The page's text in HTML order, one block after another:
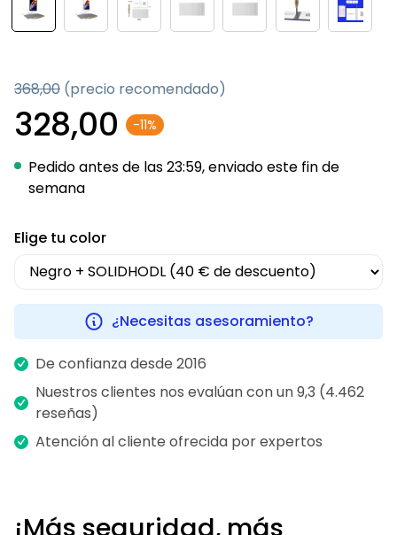
368,00 (precio recomendado)
328,00 -11%
Pedido antes de las 23:59, enviado este fin de
semana
Elige tu color
¿Necesitas asesoramiento?
De confianza desde 2016
Nuestros clientes nos evalúan con un 9,3 (4.462
reseñas)
Atención al cliente ofrecida por expertos
¡Más seguridad, más